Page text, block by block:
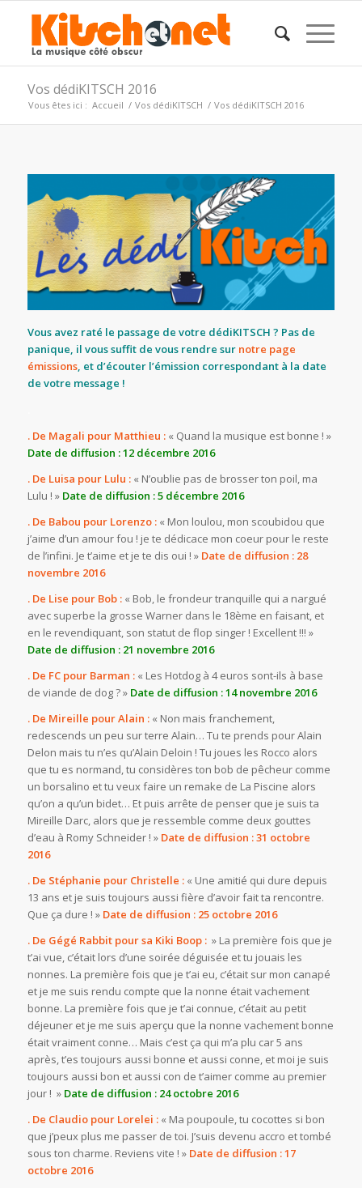
Vos dédiKITSCH 2016
Vous êtes ici : Accueil / Vos dédiKITSCH / Vos dédiKITSCH 2016
Vous avez raté le passage de votre dédiKITSCH ? Pas de
panique, il vous suffit de vous rendre sur notre page
émissions, et d’écouter l’émission correspondant à la date
de votre message !
. De Magali pour Matthieu :« Quand la musique est bonne ! »
Date de diffusion : 12 décembre 2016
. De Luisa pour Lulu :« N’oublie pas de brosser ton poil, ma
Lulu ! »Date de diffusion : 5 décembre 2016
. De Babou pour Lorenzo :« Mon loulou, mon scoubidou que
j’aime d’un amour fou ! je te dédicace mon coeur pour le reste
de l’infini. Je t’aime et je te dis oui ! » Date de diffusion : 28
novembre 2016
. De Lise pour Bob : « Bob, le frondeur tranquille qui a nargué
avec superbe la grosse Warner dans le 18ème en faisant, et
en le revendiquant, son statut de flop singer ! Excellent !!! »
Date de diffusion : 21 novembre 2016
. De FC pour Barman :« Les Hotdog à 4 euros sont-ils à base
de viande de dog ? » Date de diffusion : 14 novembre 2016
. De Mireille pour Alain :« Non mais franchement,
redescends un peu sur terre Alain… Tu te prends pour Alain
Delon mais tu n’es qu’Alain Deloin ! Tu joues les Rocco alors
que tu es normand, tu considères ton bob de pêcheur comme
un borsalino et tu veux faire un remake de La Piscine alors
qu’on a qu’un bidet… Et puis arrête de penser que je suis ta
Mireille Darc, alors que je ressemble comme deux gouttes
d’eau à Romy Schneider ! » Date de diffusion : 31 octobre
2016
. De Stéphanie pour Christelle :« Une amitié qui dure depuis
13 ans et je suis toujours aussi fière d’avoir fait ta rencontre.
Que ça dure ! » Date de diffusion : 25 octobre 2016
. De Gégé Rabbit pour sa Kiki Boop :» La première fois que je
t’ai vue, c’était lors d’une soirée déguisée et tu jouais les
nonnes. La première fois que je t’ai eu, c’était sur mon canapé
et je me suis rendu compte que la nonne était vachement
bonne. La première fois que je t’ai connue, c’était au petit
déjeuner et je me suis aperçu que la nonne vachement bonne
était vraiment conne… Mais c’est ça qui m’a plu car 5 ans
après, t’es toujours aussi bonne et aussi conne, et moi je suis
toujours aussi bon et aussi con de t’aimer comme au premier
jour ! » Date de diffusion : 24 octobre 2016
. De Claudio pour Lorelei :« Ma poupoule, tu cocottes si bon
que j’peux plus me passer de toi. J’suis devenu accro et tombé
sous ton charme. Reviens vite ! » Date de diffusion : 17
octobre 2016